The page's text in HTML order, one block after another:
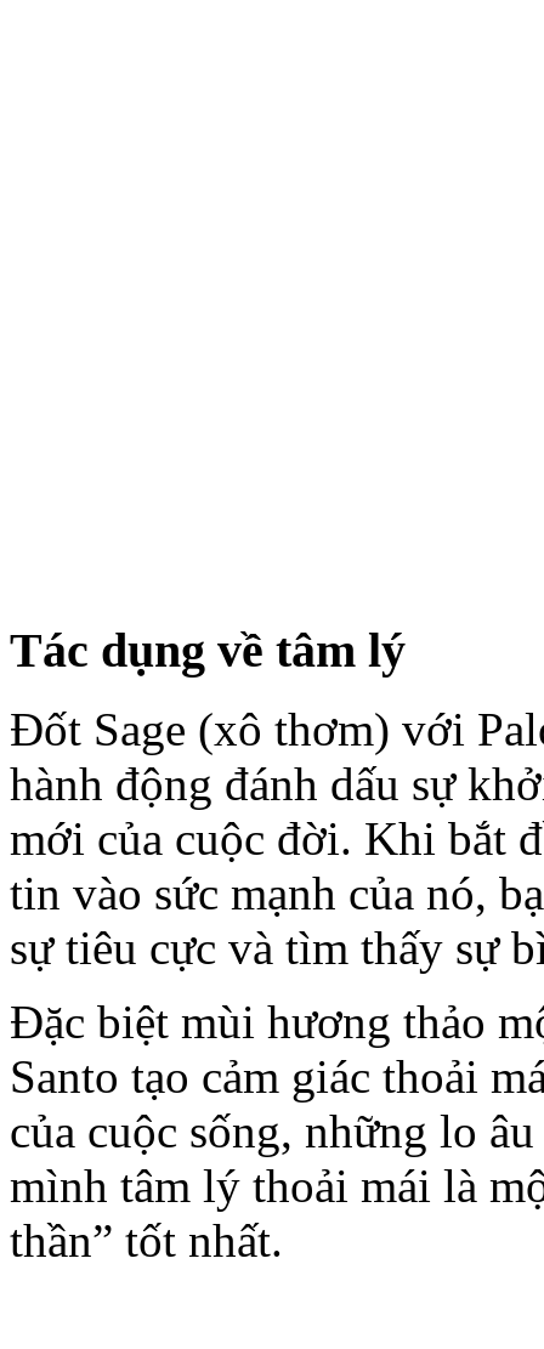
Tác dụng về tâm lý
Đốt Sage (xô thơm) với
hành động đánh dấu sự
mới của cuộc đời. Khi bắt
tin vào sức mạnh của nó,
sự tiêu cực và tìm thấy sự
Đặc biệt mùi hương thảo
Santo tạo cảm giác thoải
của cuộc sống, những lo
mình tâm lý thoải mái là
thần” tốt nhất.